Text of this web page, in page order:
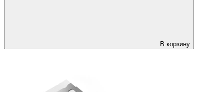
В корзину